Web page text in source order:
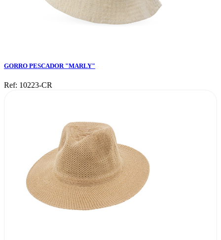
GORRO PESCADOR "MARLY"
Ref: 10223-CR